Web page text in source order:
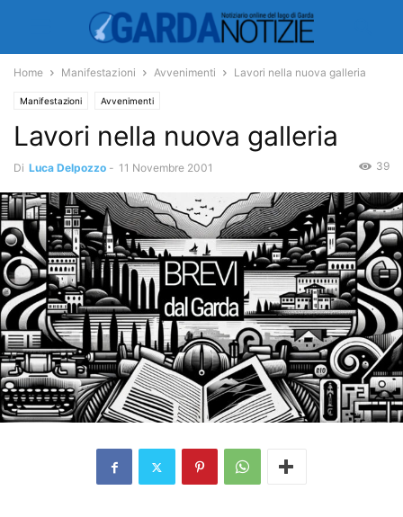
Home Manifestazioni Avvenimenti Lavori nella nuova galleria
Manifestazioni Avvenimenti
Lavori nella nuova galleria
Di Luca Delpozzo - 11 Novembre 2001 39